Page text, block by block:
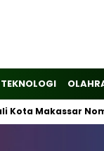
TEKNOLOGI
Nomor 3